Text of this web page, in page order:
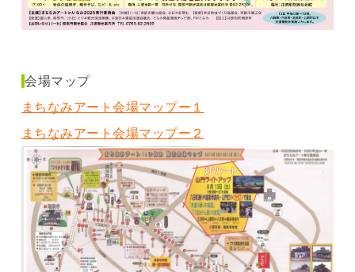
会場マップ
まちなみアート会場マップー１
まちなみアート会場マップー２